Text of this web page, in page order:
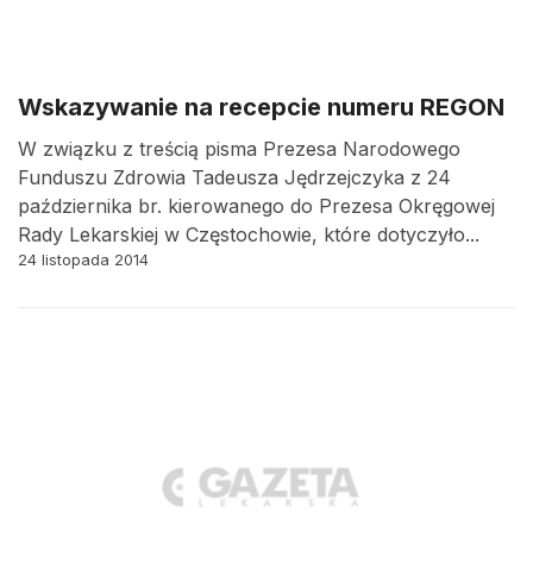
Wskazywanie na recepcie numeru REGON
W związku z treścią pisma Prezesa Narodowego
Funduszu Zdrowia Tadeusza Jędrzejczyka z 24
października br. kierowanego do Prezesa Okręgowej
Rady Lekarskiej w Częstochowie, które dotyczyło...
24 listopada 2014